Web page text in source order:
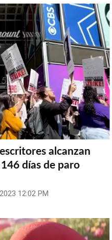
alcanzan
días de paro
12:02 PM